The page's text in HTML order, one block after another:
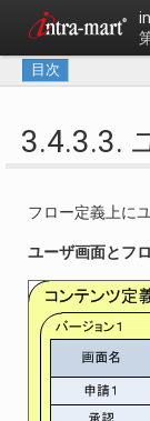
目次
3.4.3.3.
フロー定義上に
ユーザ画面とフ